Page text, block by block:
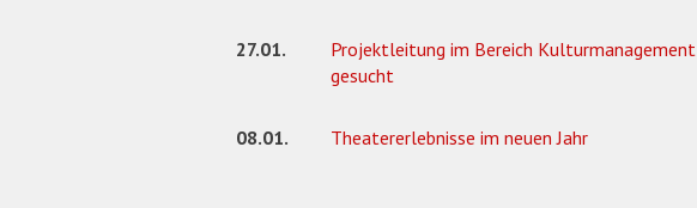
27.01.
Projektleitung im Bereich Kulturmanagement
gesucht
08.01. Theatererlebnisse im neuen Jahr